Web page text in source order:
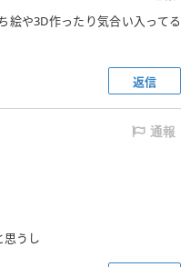
絵や3D作ったり気合い入ってる
返信
通報
思うし